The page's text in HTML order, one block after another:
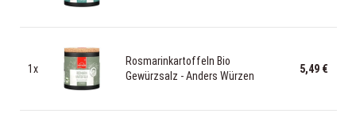
1x
Rosmarinkartoffeln Bio
Gewürzsalz - Anders Würzen
5,49 €